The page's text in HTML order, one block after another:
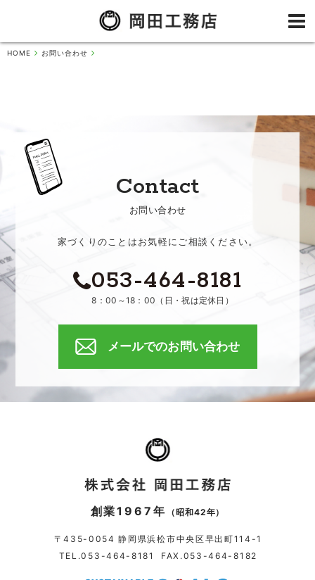
HOME お問い合わせ
Contact
お問い合わせ
家づくりのことはお気軽にご相談ください。
053-464-8181
8：00～18：00（日・祝は定休日）
メールでのお問い合わせ
創業1967年 （昭和42年）
〒435-0054 静岡県浜松市中央区早出町114-1
TEL.053-464-8181 FAX.053-464-8182